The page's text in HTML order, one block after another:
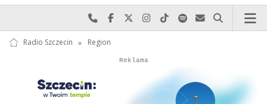
Najlepiej po prostu do nas zadzwoń
Odwiedź nas na Facebook-u
Odwiedź nas na X
Odwiedź nas na Instagram-ie
Odwiedź nas na TikTok-u
Szukaj nas na Spotify
Wyślij do nas
Szukaj
Radio Szczecin » Region
Autopromocja
Reklama